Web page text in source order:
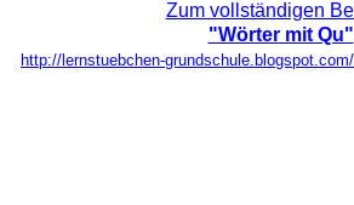
Zum vollständigen
"Wörter mit Qu"
http://lernstuebchen-